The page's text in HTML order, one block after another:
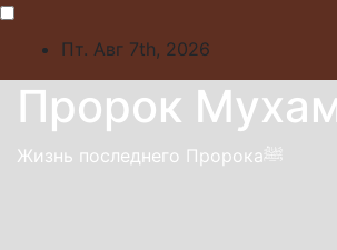
Skip
Пт. Авг 7th, 2026
Пророк
Жизнь последнего Пророкаﷺ